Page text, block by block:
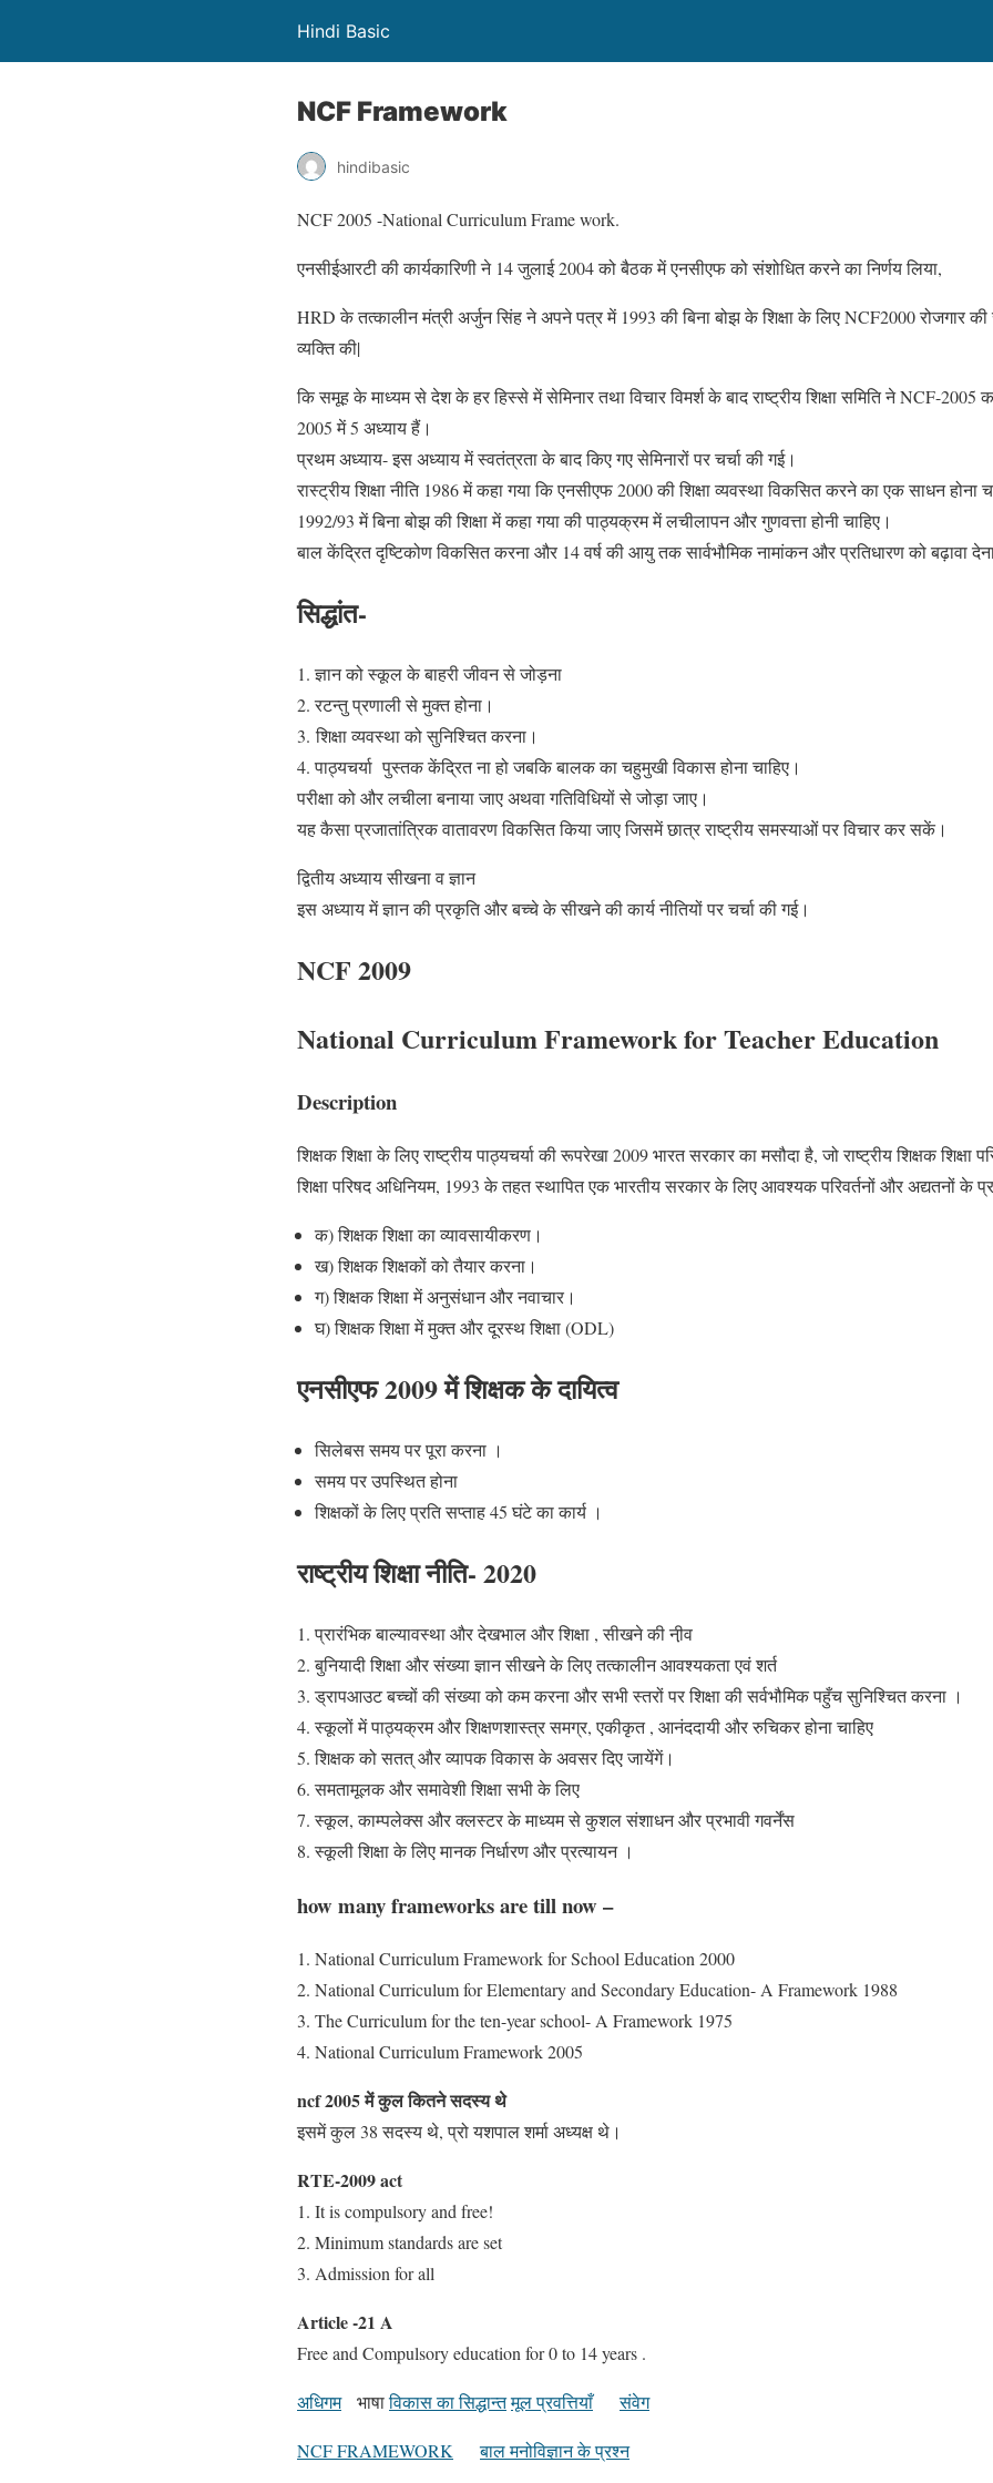
Hindi Basic
NCF Framework
hindibasic
NCF 2005 -National Curriculum Frame work.
एनसीईआरटी की कार्यकारिणी ने 14 जुलाई 2004 को बैठक में एनसीएफ को संशोधित करने का निर्णय लिया,
HRD के तत्कालीन मंत्री अर्जुन सिंह ने अपने पत्र में 1993 की बिना बोझ के शिक्षा के लिए NCF2000 रोजगार
व्यक्ति की|
कि समूह के माध्यम से देश के हर हिस्से में सेमिनार तथा विचार विमर्श के बाद राष्ट्रीय शिक्षा समिति ने NCF-
2005 में 5 अध्याय हैं।
प्रथम अध्याय- इस अध्याय में स्वतंत्रता के बाद किए गए सेमिनारों पर चर्चा की गई।
रास्ट्रीय शिक्षा नीति 1986 में कहा गया कि एनसीएफ 2000 की शिक्षा व्यवस्था विकसित करने का एक साधन होना
1992/93 में बिना बोझ की शिक्षा में कहा गया की पाठ्यक्रम में लचीलापन और गुणवत्ता होनी चाहिए।
बाल केंद्रित दृष्टिकोण विकसित करना और 14 वर्ष की आयु तक सार्वभौमिक नामांकन और प्रतिधारण को बढ़ावा
सिद्धांत-
1. ज्ञान को स्कूल के बाहरी जीवन से जोड़ना
2. रटन्तु प्रणाली से मुक्त होना।
3. शिक्षा व्यवस्था को सुनिश्चित करना।
4. पाठ्यचर्या पुस्तक केंद्रित ना हो जबकि बालक का चहुमुखी विकास होना चाहिए।
परीक्षा को और लचीला बनाया जाए अथवा गतिविधियों से जोड़ा जाए।
यह कैसा प्रजातांत्रिक वातावरण विकसित किया जाए जिसमें छात्र राष्ट्रीय समस्याओं पर विचार कर सकें।
द्वितीय अध्याय सीखना व ज्ञान
इस अध्याय में ज्ञान की प्रकृति और बच्चे के सीखने की कार्य नीतियों पर चर्चा की गई।
NCF 2009
National Curriculum Framework for Teacher Education
Description
शिक्षक शिक्षा के लिए राष्ट्रीय पाठ्यचर्या की रूपरेखा 2009 भारत सरकार का मसौदा है, जो राष्ट्रीय शिक्षक शिक्षा
शिक्षा परिषद अधिनियम, 1993 के तहत स्थापित एक भारतीय सरकार के लिए आवश्यक परिवर्तनों और अद्यतनों के
क) शिक्षक शिक्षा का व्यावसायीकरण।
ख) शिक्षक शिक्षकों को तैयार करना।
ग) शिक्षक शिक्षा में अनुसंधान और नवाचार।
घ) शिक्षक शिक्षा में मुक्त और दूरस्थ शिक्षा (ODL)
एनसीएफ 2009 में शिक्षक के दायित्व
सिलेबस समय पर पूरा करना ।
समय पर उपस्थित होना
शिक्षकों के लिए प्रति सप्ताह 45 घंटे का कार्य ।
राष्ट्रीय शिक्षा नीति- 2020
प्रारंभिक बाल्यावस्था और देखभाल और शिक्षा , सीखने की नी़व
बुनियादी शिक्षा और संख्या ज्ञान सीखने के लिए तत्कालीन आवश्यकता एवं शर्त
ड्रापआउट बच्चों की संख्या को कम करना और सभी स्तरों पर शिक्षा की सर्वभौमिक पहुँच सुनिश्चित करना ।
स्कूलों में पाठ्यक्रम और शिक्षणशास्त्र समग्र, एकीकृत , आनंददायी और रुचिकर होना चाहिए
शिक्षक को सतत् और व्यापक विकास के अवसर दिए जायेंगें।
समतामूलक और समावेशी शिक्षा सभी के लिए
स्कूल, काम्पलेक्स और क्लस्टर के माध्यम से कुशल संशाधन और प्रभावी गवर्नेंस
स्कूली शिक्षा के लिेए मानक निर्धारण और प्रत्यायन ।
how many frameworks are till now –
National Curriculum Framework for School Education 2000
National Curriculum for Elementary and Secondary Education- A Framework 1988
The Curriculum for the ten-year school- A Framework 1975
National Curriculum Framework 2005
ncf 2005 में कुल कितने सदस्य थे
इसमें कुल 38 सदस्य थे, प्रो यशपाल शर्मा अध्यक्ष थे।
RTE-2009 act
1. It is compulsory and free!
2. Minimum standards are set
3. Admission for all
Article -21 A
Free and Compulsory education for 0 to 14 years .
अधिगमभाषाविकास का सिद्धान्तमूल प्रवत्तियाँ संवेग
NCF FRAMEWORK बाल मनोविज्ञान के प्रश्न